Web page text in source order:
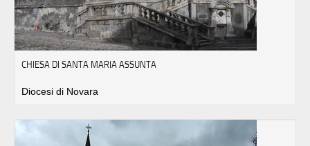
CHIESA DI SANTA MARIA ASSUNTA
Diocesi di Novara